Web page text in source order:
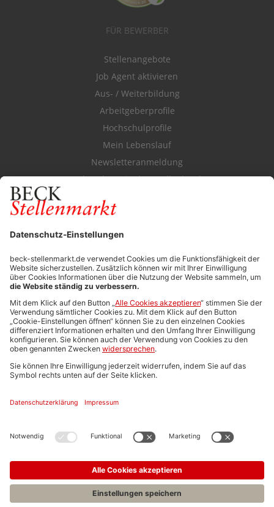
FÜR BEWERBER
Stellenangebote
Job Agent aktivieren
Aus- / Weiterbildung
Arbeitgeberprofile
Hochschulprofile
Mein Lebenslauf
Newsletteranmeldung
Durchsuchen Sie den Stellenkatalog
FÜR ARBEITGEBER
Stellenmarktpreise
Anzeigen-AGB
Media-Daten
Newsletteranmeldung
Produktübersicht
ALLGEMEIN
FAQs
Impressum
Stellenangebote C.H.BECK